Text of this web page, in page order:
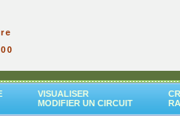
VISUALISER
MODIFIER UN CIRCUIT